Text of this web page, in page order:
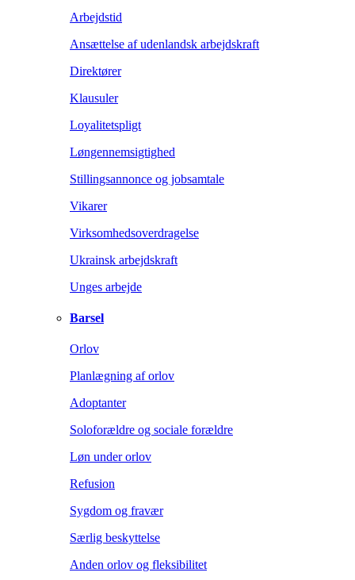
Arbejdstid
Ansættelse af udenlandsk arbejdskraft
Direktører
Klausuler
Loyalitetspligt
Løngennemsigtighed
Stillingsannonce og jobsamtale
Vikarer
Virksomhedsoverdragelse
Ukrainsk arbejdskraft
Unges arbejde
Barsel
Orlov
Planlægning af orlov
Adoptanter
Soloforældre og sociale forældre
Løn under orlov
Refusion
Sygdom og fravær
Særlig beskyttelse
Anden orlov og fleksibilitet